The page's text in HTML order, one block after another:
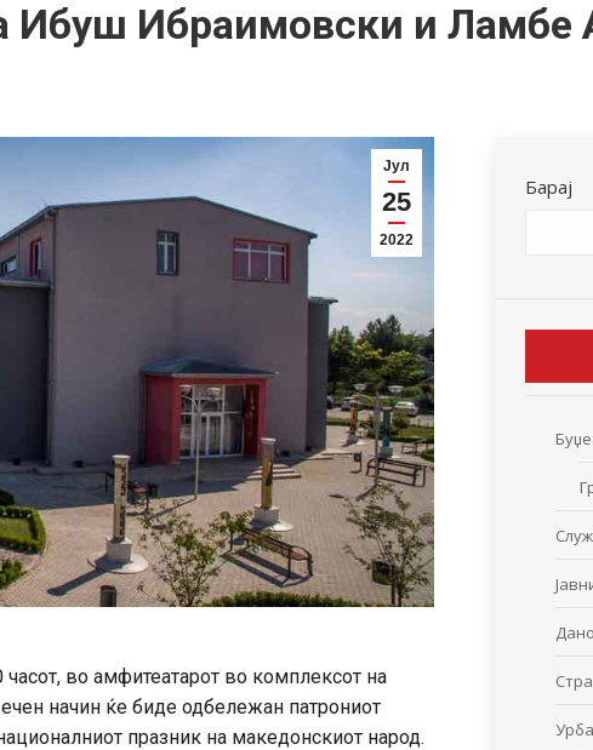
Ибуш Ибраимовски и Ламбе
Јул
25
2022
во амфитеатарот во комплексот на
начин ќе биде одбележан патрониот
празник на македонскиот народ.
Барај